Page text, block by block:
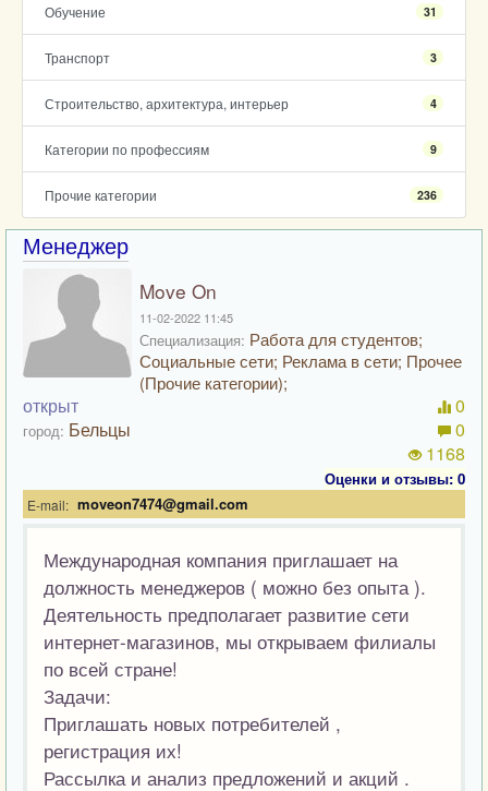
Обучение 31
Транспорт 3
Строительство, архитектура, интерьер 4
Категории по профессиям 9
Прочие категории 236
Менеджер
Move On
11-02-2022 11:45
Специализация: Работа для студентов;
Социальные сети; Реклама в сети; Прочее
(Прочие категории);
открыт
город: Бельцы
0
0
1168
Оценки и отзывы: 0
E-mail: moveon7474@gmail.com
Международная компания приглашает на
должность менеджеров ( можно без опыта ).
Деятельность предполагает развитие сети
интернет-магазинов, мы открываем филиалы
по всей стране!
Задачи:
Приглашать новых потребителей ,
регистрация их!
Рассылка и анализ предложений и акций .